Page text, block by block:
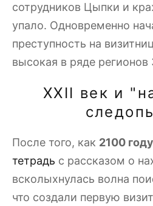
сотрудников Цыпки и
упало. Одновременно
преступность на
высокая в ряде регионов
XXII век и
После того, как 2100 году
тетрадь с рассказом о
всколыхнулась волна
что создали первую